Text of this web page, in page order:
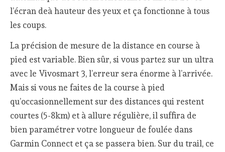
l’écran deà hauteur des yeux et ça fonctionne à tous
les coups.
La précision de mesure de la distance en course à
pied est variable. Bien sûr, si vous partez sur un ultra
avec le Vivosmart 3, l’erreur sera énorme à l’arrivée.
Mais si vous ne faites de la course à pied
qu’occasionnellement sur des distances qui restent
courtes (5-8km) et à allure régulière, il suffira de
bien paramétrer votre longueur de foulée dans
Garmin Connect et ça se passera bien. Sur du trail, ce